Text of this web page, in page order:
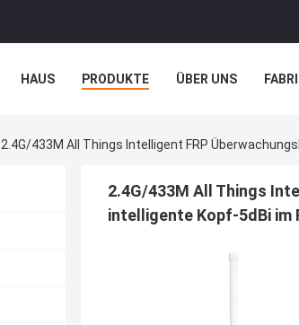
HAUS PRODUKTE ÜBER UNS
2.4G/433M All Things Intelligent FRP
2.4G/433M All Things
intelligente Kopf-5dBi im